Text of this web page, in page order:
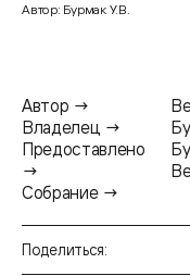
Автор: Бурмак У.В.
Автор →
Владелец →
Предоставлено
→
Собрание →
Поделиться: